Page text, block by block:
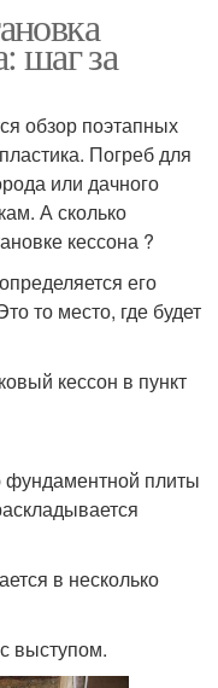
шаг за
обзор поэтапных
Погреб для
или дачного
А сколько
кессона ?
его
то место, где будет
кессон в пункт
фундаментной плиты
в несколько
выступом.